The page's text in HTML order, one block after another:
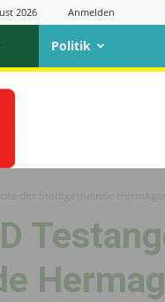
2026 Anmelden
Politik